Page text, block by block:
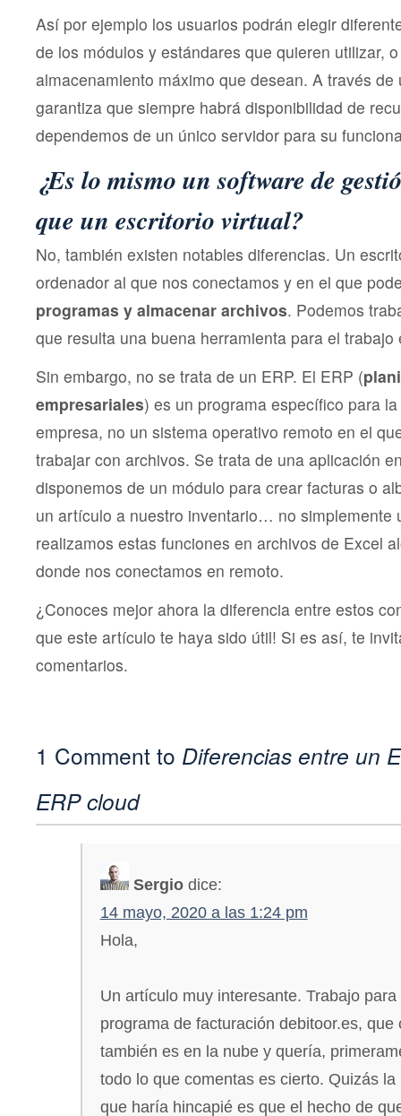
Así por ejemplo los usuarios podrán elegir
de los módulos y estándares que quieren utilizar,
almacenamiento máximo que desean. A través
garantiza que siempre habrá disponibilidad de
dependemos de un único servidor para su
¿Es lo mismo un software de
que un escritorio virtual?
No, también existen notables diferencias. Un
ordenador al que nos conectamos y en el que
programas y almacenar archivos. Podemos
que resulta una buena herramienta para el trabajo
Sin embargo, no se trata de un ERP. El ERP (
empresariales) es un programa específico para
empresa, no un sistema operativo remoto en el
trabajar con archivos. Se trata de una aplicación
disponemos de un módulo para crear facturas o
un artículo a nuestro inventario… no simplemente
realizamos estas funciones en archivos de Excel
donde nos conectamos en remoto.
¿Conoces mejor ahora la diferencia entre estos
que este artículo te haya sido útil! Si es así, te
comentarios.
1 Comment to Diferencias entre un
ERP cloud
Sergio dice:
14 mayo, 2020 a las 1:24 pm
Hola,
Un artículo muy interesante. Trabajo para
programa de facturación debitoor.es, que
también es en la nube y quería,
todo lo que comentas es cierto. Quizás
que haría hincapié es que el hecho de